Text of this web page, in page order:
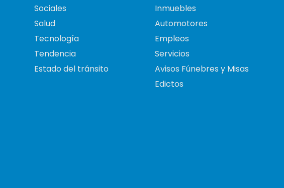
Sociales
Salud
Tecnología
Tendencia
Estado del tránsito
Inmuebles
Automotores
Empleos
Servicios
Avisos Fúnebres y Misas
Edictos